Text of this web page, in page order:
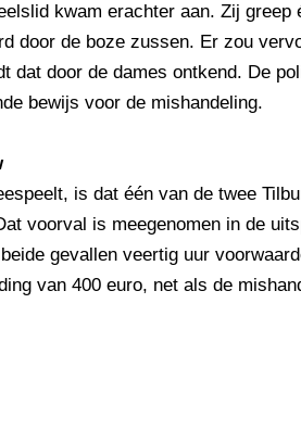
kwam erachter aan. Zij
door de boze zussen. Er zou
dat door de dames ontkend. De
bewijs voor de mishandeling.
is dat één van de twee
voorval is meegenomen in de
gevallen veertig uur
van 400 euro, net als de